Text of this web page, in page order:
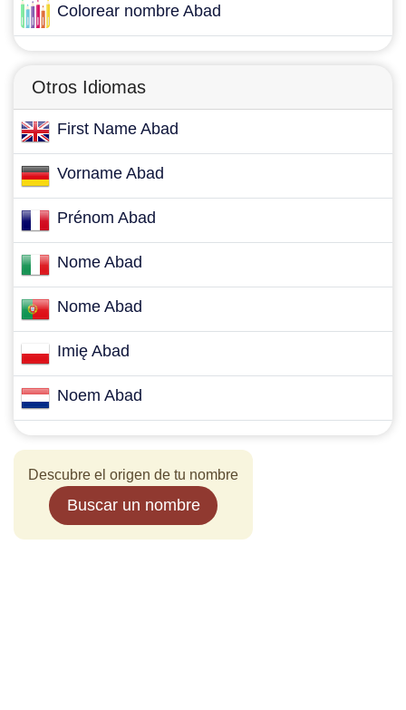
Colorear nombre Abad
Otros Idiomas
First Name Abad
Vorname Abad
Prénom Abad
Nome Abad
Nome Abad
Imię Abad
Noem Abad
Descubre el origen de tu nombre
Buscar un nombre